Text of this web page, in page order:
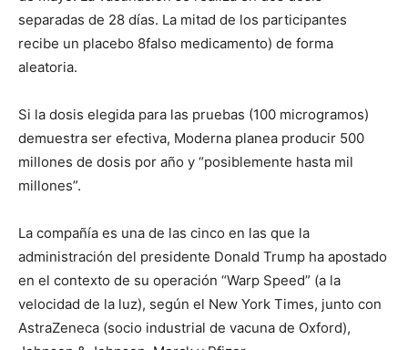
separadas de 28 días. La mitad de los participantes
recibe un placebo 8falso medicamento) de forma
aleatoria.
Si la dosis elegida para las pruebas (100 microgramos)
demuestra ser efectiva, Moderna planea producir 500
millones de dosis por año y “posiblemente hasta mil
millones”.
La compañía es una de las cinco en las que la
administración del presidente Donald Trump ha apostado
en el contexto de su operación “Warp Speed” (a la
velocidad de la luz), según el New York Times, junto con
AstraZeneca (socio industrial de vacuna de Oxford),